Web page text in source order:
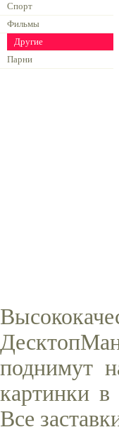
Спорт
Фильмы
Другие
Парни
поднимут
картинки в
Все